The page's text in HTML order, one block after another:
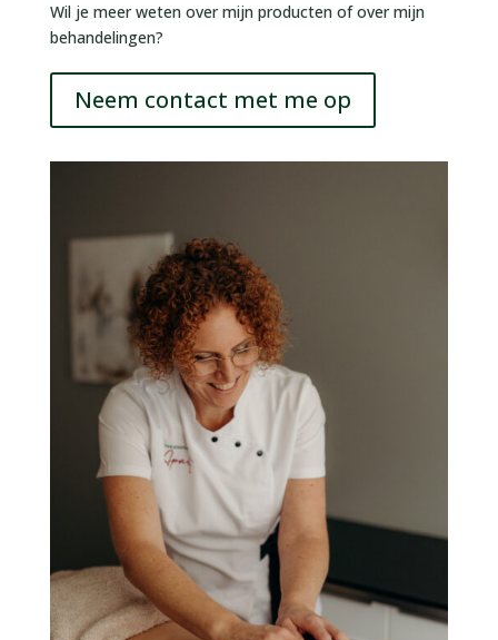
Wil je meer weten over mijn producten of over mijn
behandelingen?
Neem contact met me op